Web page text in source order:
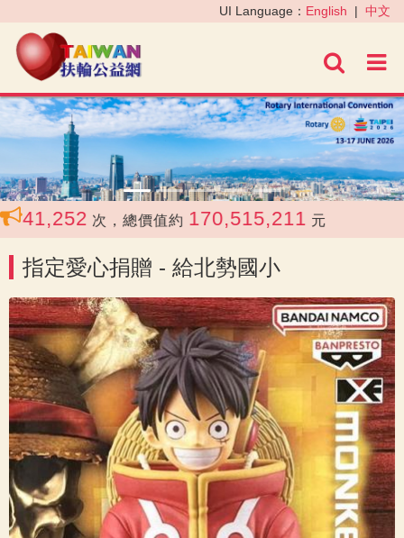
進階
UI Language： English | 中文
‹ ›
次，總價值約 170,515,211 元
指定愛心捐贈 - 給北勢國小